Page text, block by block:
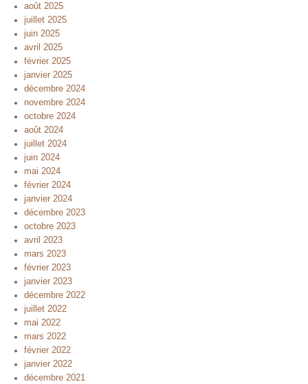
août 2025
juillet 2025
juin 2025
avril 2025
février 2025
janvier 2025
décembre 2024
novembre 2024
octobre 2024
août 2024
juillet 2024
juin 2024
mai 2024
février 2024
janvier 2024
décembre 2023
octobre 2023
avril 2023
mars 2023
février 2023
janvier 2023
décembre 2022
juillet 2022
mai 2022
mars 2022
février 2022
janvier 2022
décembre 2021